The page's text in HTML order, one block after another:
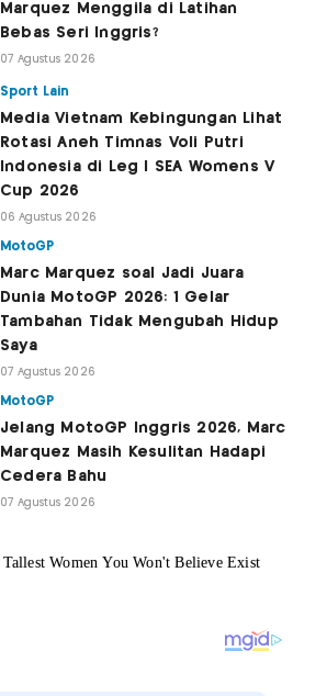
Marquez Menggila di Latihan
Bebas Seri Inggris?
07 Agustus 2026
Sport Lain
Media Vietnam Kebingungan Lihat
Rotasi Aneh Timnas Voli Putri
Indonesia di Leg I SEA Womens V
Cup 2026
06 Agustus 2026
MotoGP
Marc Marquez soal Jadi Juara
Dunia MotoGP 2026: 1 Gelar
Tambahan Tidak Mengubah Hidup
Saya
07 Agustus 2026
MotoGP
Jelang MotoGP Inggris 2026, Marc
Marquez Masih Kesulitan Hadapi
Cedera Bahu
07 Agustus 2026